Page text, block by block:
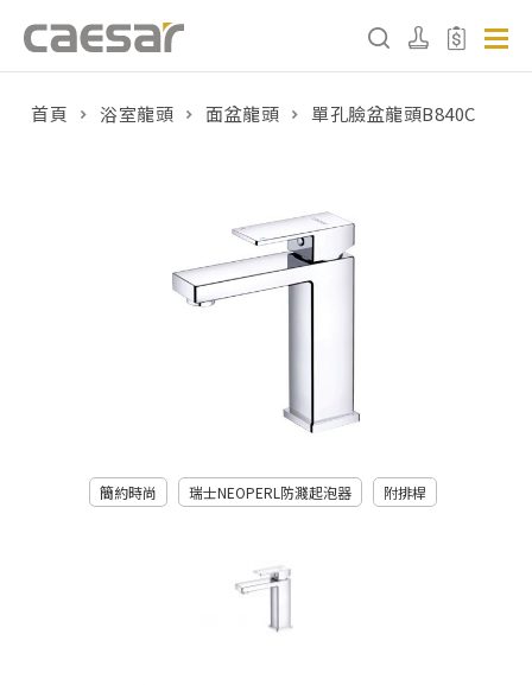
請選擇產品
首頁 浴室龍頭 面盆龍頭 單孔臉盆龍頭B840C
簡約時尚 瑞士NEOPERL防濺起泡器 附排桿